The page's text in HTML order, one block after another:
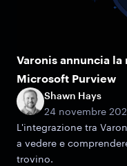
Varonis annuncia la
Microsoft Purview
Shawn Hays
24 novembre
L'integrazione tra
a vedere e
trovino.